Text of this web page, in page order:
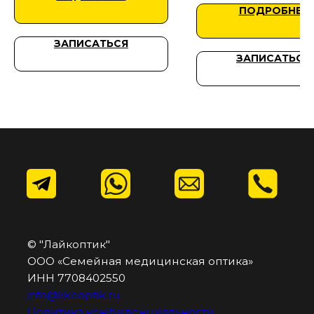
ЗАПИСАТЬСЯ
ПОДРОБНЕЕ
ЗАПИСАТЬСЯ